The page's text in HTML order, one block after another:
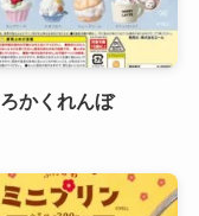
かくれんぼ